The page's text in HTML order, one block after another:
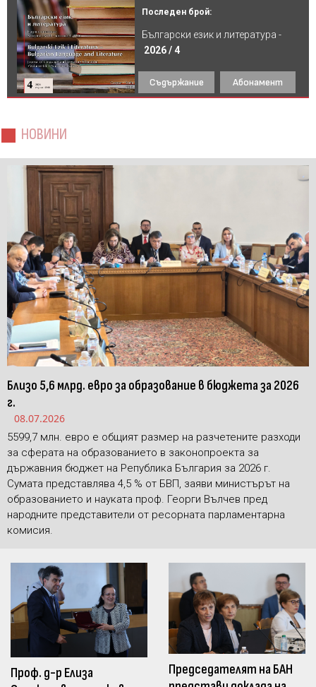
Последен брой:
Български език и литература -
2026 / 4
Съдържание Абонамент
НОВИНИ
Близо 5,6 млрд. евро за образование в бюджета за 2026
г.
08.07.2026
5599,7 млн. евро е общият размер на разчетените разходи
за сферата на образованието в законопроекта за
държавния бюджет на Република България за 2026 г.
Сумата представлява 4,5 % от БВП, заяви министърът на
образованието и науката проф. Георги Вълчев пред
народните представители от ресорната парламентарна
комисия.
Проф. д-р Елиза
Председателят на БАН